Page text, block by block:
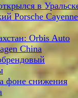
в
Porsche Cayenne
Orbis Auto
China
фоне снижения